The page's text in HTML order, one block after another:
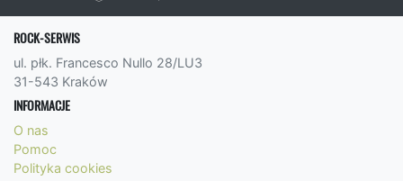
ROCK-SERWIS
ul. płk. Francesco Nullo 28/LU3
31-543 Kraków
INFORMACJE
O nas
Pomoc
Polityka cookies